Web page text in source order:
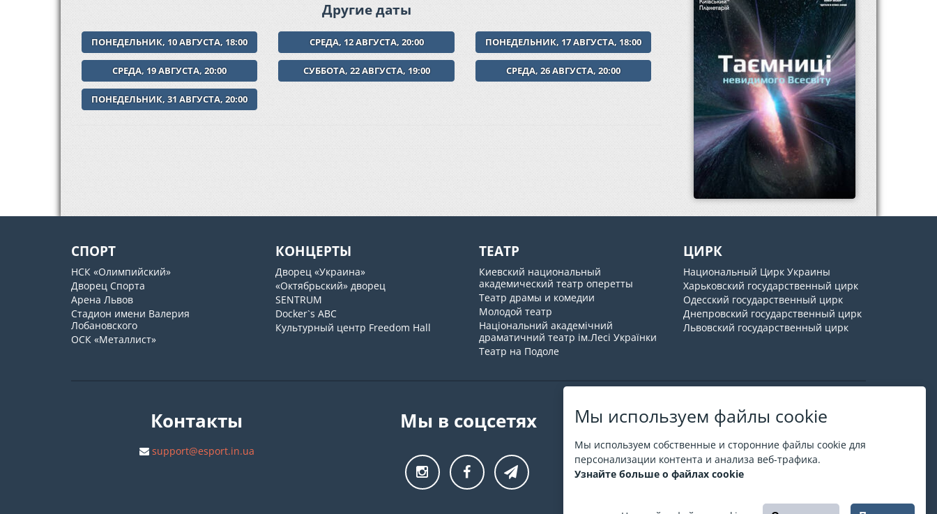
Мы используем файлы cookie
Мы используем собственные и сторонние файлы cookie для
персонализации контента и анализа веб-трафика.
Узнайте больше о файлах cookie
Другие даты
ПОНЕДЕЛЬНИК, 10 АВГУСТА, 18:00 СРЕДА, 12 АВГУСТА, 20:00 ПОНЕДЕЛЬНИК, 17 АВГУСТА, 18:00
СРЕДА, 19 АВГУСТА, 20:00 СУББОТА, 22 АВГУСТА, 19:00 СРЕДА, 26 АВГУСТА, 20:00
ПОНЕДЕЛЬНИК, 31 АВГУСТА, 20:00
СПОРТ
НСК «Олимпийский»
Дворец Спорта
Арена Львов
Стадион имени Валерия
Лобановского
ОСК «Металлист»
КОНЦЕРТЫ
Дворец «Украина»
«Октябрьский» дворец
SENTRUM
Docker`s ABC
Культурный центр Freedom Hall
ТЕАТР
Киевский национальный
академический театр оперетты
Театр драмы и комедии
Молодой театр
Національний академічний
драматичний театр ім.Лесі Українки
Театр на Подоле
ЦИРК
Национальный Цирк Украины
Харьковский государственный цирк
Одесский государственный цирк
Днепровский государственный цирк
Львовский государственный цирк
Контакты
support@esport.in.ua
Мы в соцсетях О ESPORT.in.ua
На ESPORT.in.ua представлена афиша Киева и
других городов Украины. Все билеты продаются
официально. Мы работаем непосредственно с